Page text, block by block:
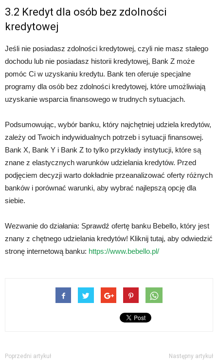
3.2 Kredyt dla osób bez zdolności
kredytowej
Jeśli nie posiadasz zdolności kredytowej, czyli nie masz stałego
dochodu lub nie posiadasz historii kredytowej, Bank Z może
pomóc Ci w uzyskaniu kredytu. Bank ten oferuje specjalne
programy dla osób bez zdolności kredytowej, które umożliwiają
uzyskanie wsparcia finansowego w trudnych sytuacjach.
Podsumowując, wybór banku, który najchętniej udziela kredytów,
zależy od Twoich indywidualnych potrzeb i sytuacji finansowej.
Bank X, Bank Y i Bank Z to tylko przykłady instytucji, które są
znane z elastycznych warunków udzielania kredytów. Przed
podjęciem decyzji warto dokładnie przeanalizować oferty różnych
banków i porównać warunki, aby wybrać najlepszą opcję dla
siebie.
Wezwanie do działania: Sprawdź ofertę banku Bebello, który jest
znany z chętnego udzielania kredytów! Kliknij tutaj, aby odwiedzić
stronę internetową banku: https://www.bebello.pl/
Poprzedni artykuł Następny artykuł